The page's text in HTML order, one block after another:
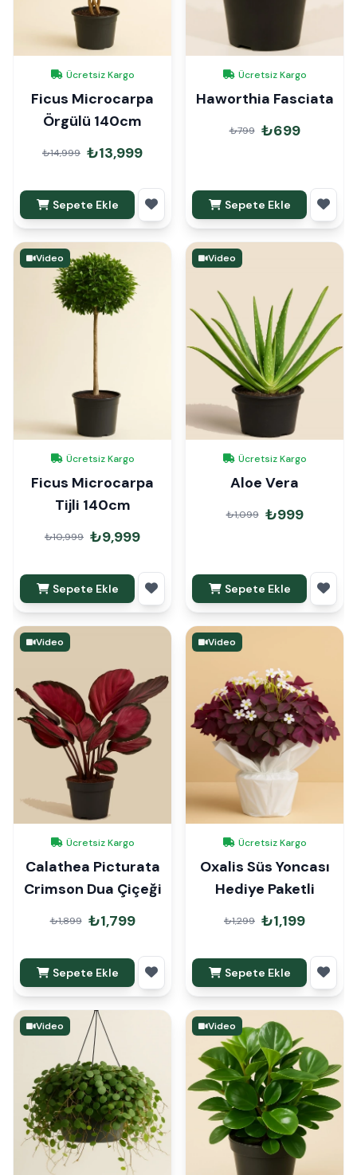
Ücretsiz Kargo
Ficus Microcarpa
Örgülü 140cm
₺14,999 ₺13,999
Sepete Ekle
Ücretsiz Kargo
Haworthia Fasciata
₺799 ₺699
Sepete Ekle
Video
Ücretsiz Kargo
Ficus Microcarpa
Tijli 140cm
₺10,999 ₺9,999
Sepete Ekle
Video
Ücretsiz Kargo
Aloe Vera
₺1,099 ₺999
Sepete Ekle
Video
Ücretsiz Kargo
Calathea Picturata
Crimson Dua Çiçeği
₺1,899 ₺1,799
Sepete Ekle
Video
Ücretsiz Kargo
Oxalis Süs Yoncası
Hediye Paketli
₺1,299 ₺1,199
Sepete Ekle
Video Video